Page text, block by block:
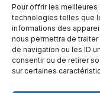
Pour offrir les
technologies telles que
informations des
nous permettra de
de navigation ou les ID
consentir ou de retirer
sur certaines